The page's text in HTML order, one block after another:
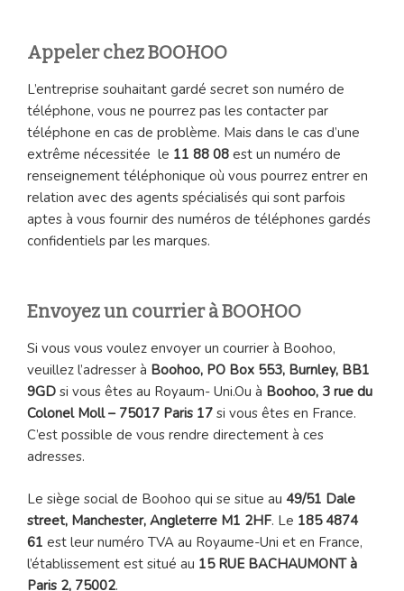
Appeler chez BOOHOO
L’entreprise souhaitant gardé secret son numéro de
téléphone, vous ne pourrez pas les contacter par
téléphone en cas de problème. Mais dans le cas d’une
extrême nécessitée le 11 88 08 est un numéro de
renseignement téléphonique où vous pourrez entrer en
relation avec des agents spécialisés qui sont parfois
aptes à vous fournir des numéros de téléphones gardés
confidentiels par les marques.
Envoyez un courrier à BOOHOO
Si vous vous voulez envoyer un courrier à Boohoo,
veuillez l’adresser à Boohoo, PO Box 553, Burnley, BB1
9GD si vous êtes au Royaum- Uni.Ou à Boohoo, 3 rue du
Colonel Moll – 75017 Paris 17 si vous êtes en France.
C’est possible de vous rendre directement à ces
adresses.
Le siège social de Boohoo qui se situe au 49/51 Dale
street, Manchester, Angleterre M1 2HF. Le 185 4874
61 est leur numéro TVA au Royaume-Uni et en France,
l’établissement est situé au 15 RUE BACHAUMONT à
Paris 2, 75002.